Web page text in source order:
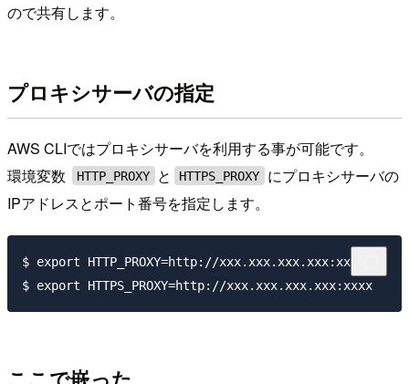
ので共有します。
プロキシサーバの指定
AWS CLIではプロキシサーバを利用する事が可能です。
環境変数
HTTP_PROXY と HTTPS_PROXY
にプロキシサーバの
IPアドレスとポート番号を指定します。
$ export HTTP_PROXY=http://xxx.xxx.xxx.xxx:xxxxx